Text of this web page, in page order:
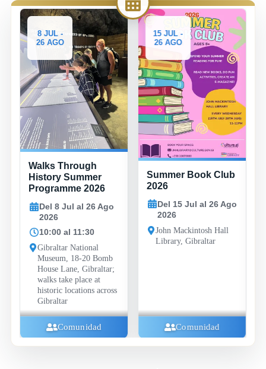
8 JUL -
26 AGO
Walks Through
History Summer
Programme 2026
Del 8 Jul al 26 Ago
2026
10:00 al 11:30
Gibraltar National
Museum, 18-20 Bomb
House Lane, Gibraltar;
walks take place at
historic locations across
Gibraltar
Comunidad
15 JUL -
26 AGO
Summer Book Club
2026
Del 15 Jul al 26 Ago
2026
John Mackintosh Hall
Library, Gibraltar
Comunidad